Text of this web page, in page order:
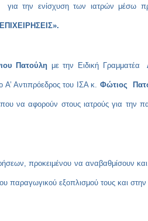
την ενίσχυση των ιατρών μέσω
Πατούλη με την Ειδική Γραμματέα
Αντιπρόεδρος του ΙΣΑ κ. Φώτιος
να αφορούν στους ιατρούς για την
προκειμένου να αναβαθμίσουν
παραγωγικού εξοπλισμού τους και